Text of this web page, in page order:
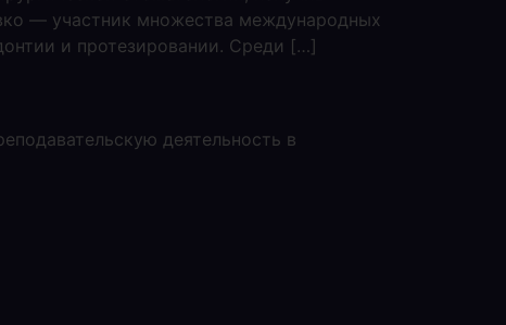
— участник множества международных
и протезировании. Среди […]
деятельность в